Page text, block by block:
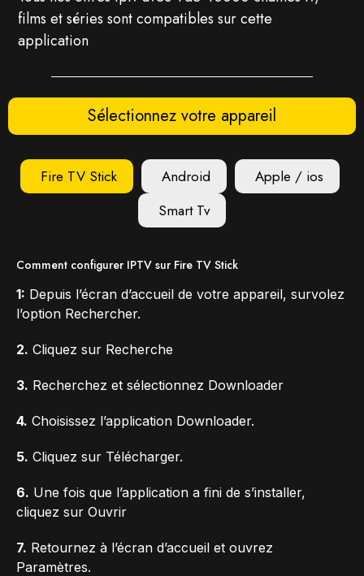
films et séries sont compatibles sur cette
application
Sélectionnez votre appareil
Fire TV Stick Android
Apple / ios
Smart Tv
Comment configurer IPTV sur Fire TV Stick
1: Depuis l’écran d’accueil de votre appareil, survolez
l’option Rechercher.
2. Cliquez sur Recherche
3. Recherchez et sélectionnez Downloader
4. Choisissez l’application Downloader.
5. Cliquez sur Télécharger.
6. Une fois que l’application a fini de s’installer,
cliquez sur Ouvrir
7. Retournez à l’écran d’accueil et ouvrez
Paramètres.